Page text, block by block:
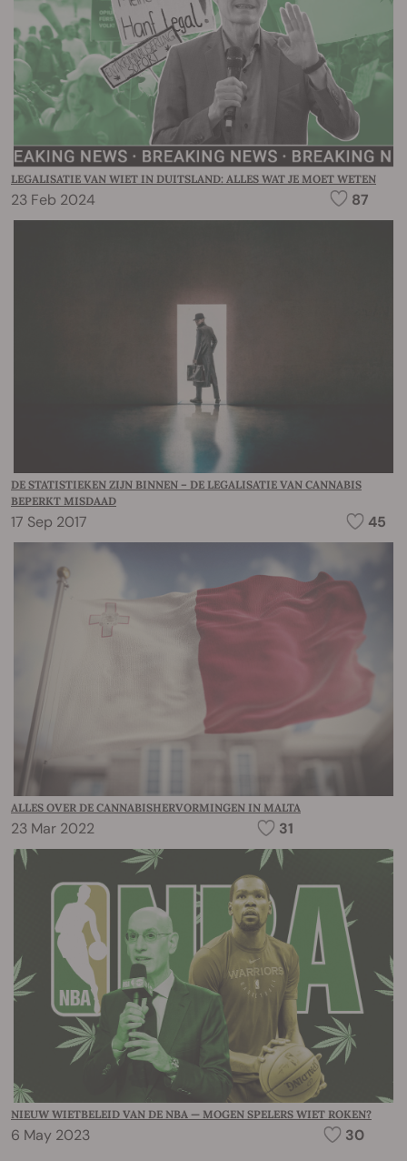
LEGALISATIE VAN WIET IN DUITSLAND: ALLES WAT JE MOET WETEN
23 Feb 2024 87
DE STATISTIEKEN ZIJN BINNEN – DE LEGALISATIE VAN CANNABIS
BEPERKT MISDAAD
17 Sep 2017 45
ALLES OVER DE CANNABISHERVORMINGEN IN MALTA
23 Mar 2022 31
NIEUW WIETBELEID VAN DE NBA — MOGEN SPELERS WIET ROKEN?
6 May 2023 30